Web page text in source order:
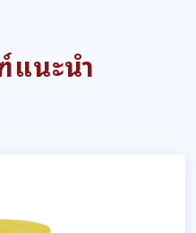
นะนำ